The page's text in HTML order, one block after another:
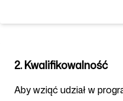
2. Kwalifikowalność
Aby wziąć udział w